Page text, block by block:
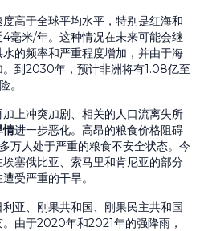
度高于全球平均水平，特别是红海和
毫米/年。这种情况在未来可能会继
的频率和严重程度增加，并由于海
到2030年，预计非洲将有1.08亿至
。
上冲突加剧、相关的人口流离失所
情进一步恶化。高昂的粮食价格阻碍
万人处于严重的粮食不安全状态。今
塞俄比亚、索马里和肯尼亚的部分
受严重的干旱。
亚、刚果共和国、刚果民主共和国
由于2020年和2021年的强降雨，